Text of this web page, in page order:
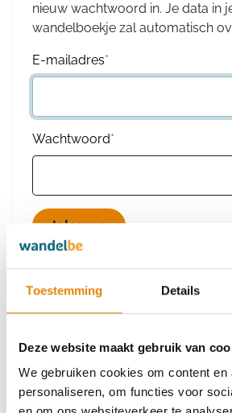
Toestemming Details
Deze website maakt gebruik van
We gebruiken cookies om content en
personaliseren, om functies voor
nieuw wachtwoord in. Je data in
wandelboekje zal automatisch
E-mailadres*
Wachtwoord*
Heb je nog geen
Maak dan een nieuw account